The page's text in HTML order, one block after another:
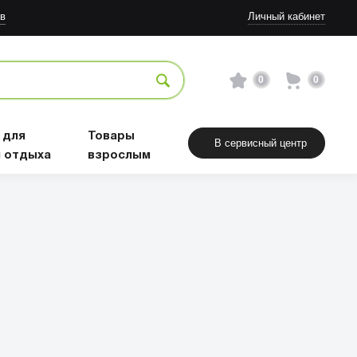
Личный кабинет
0 0
для
отдыха
Товары
взрослым
В сервисный центр